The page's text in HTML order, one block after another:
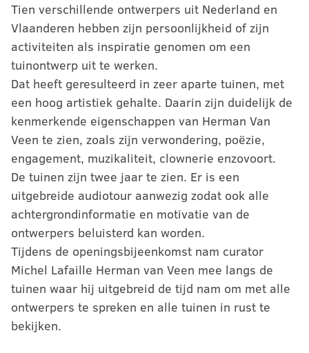
Tien verschillende ontwerpers uit Nederland en
Vlaanderen hebben zijn persoonlijkheid of zijn
activiteiten als inspiratie genomen om een
tuinontwerp uit te werken.
Dat heeft geresulteerd in zeer aparte tuinen, met
een hoog artistiek gehalte. Daarin zijn duidelijk de
kenmerkende eigenschappen van Herman Van
Veen te zien, zoals zijn verwondering, poëzie,
engagement, muzikaliteit, clownerie enzovoort.
De tuinen zijn twee jaar te zien. Er is een
uitgebreide audiotour aanwezig zodat ook alle
achtergrondinformatie en motivatie van de
ontwerpers beluisterd kan worden.
Tijdens de openingsbijeenkomst nam curator
Michel Lafaille Herman van Veen mee langs de
tuinen waar hij uitgebreid de tijd nam om met alle
ontwerpers te spreken en alle tuinen in rust te
bekijken.